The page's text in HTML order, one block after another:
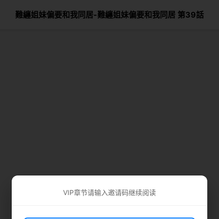
難纏姐妹偏要和我同居-難纏姐妹偏要和我同居 第39話
VIP章节请输入邀请码继续阅读